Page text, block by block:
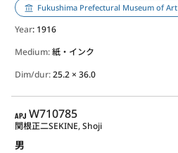
Fukushima Prefectural Museum of Art
Year: 1916
Medium:紙・インク
Dim/dur:25.2 × 36.0
APJ
W710785
男
関根正二SEKINE, Shoji